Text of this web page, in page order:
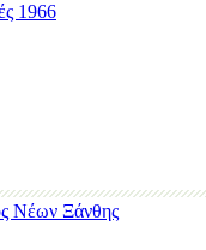
1966
Νέων Ξάνθης